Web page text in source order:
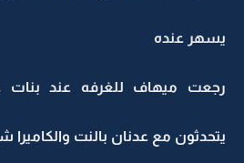
يسهر عنده
رجعت ميهاف للغرفه عند بنات
يتحدثون مع عدنان بالنت والكاميرا